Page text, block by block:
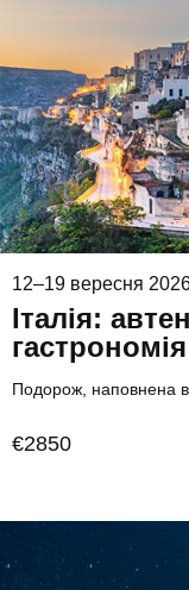
12–19 вересня
Італія:
гастрономія
Подорож, наповнена
€2850